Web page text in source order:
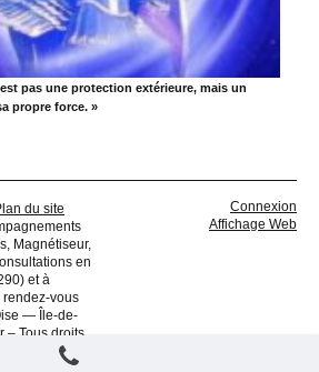
pas une protection extérieure, mais un
propre force. »
du site
Magnétiseur,
en
et à
rendez-vous
— Île-de-
– Tous droits
Connexion
Affichage Web